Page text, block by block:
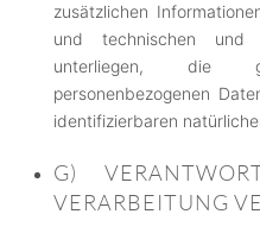
zusätzlichen
und technischen und
unterliegen, die
personenbezogenen
identifizierbaren
G)
VERARBEITUNG